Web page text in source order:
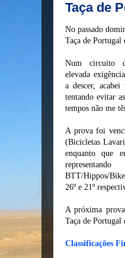
Taça de
No passado
Taça de Portugal
Num circuito
elevada
a descer,
tentando evitar
tempos não me
A prova foi
(Bicicletas
enquanto que
BTT/Hippos/
26º e 21º
A próxima
Taça de Portugal
Classificações